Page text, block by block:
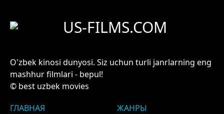
US-FILMS.COM
O'zbek kinosi dunyosi. Siz uchun turli janrlarning eng
mashhur filmlari - bepul!
© best uzbek movies
ГЛАВНАЯ
ЖАНРЫ